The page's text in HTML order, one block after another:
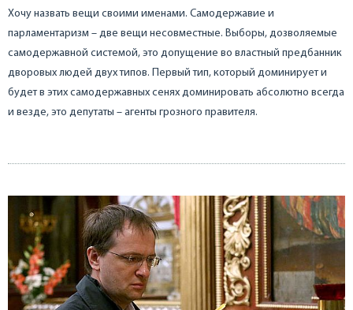
Хочу назвать вещи своими именами. Самодержавие и
парламентаризм – две вещи несовместные. Выборы, дозволяемые
самодержавной системой, это допущение во властный предбанник
дворовых людей двух типов. Первый тип, который доминирует и
будет в этих самодержавных сенях доминировать абсолютно всегда
и везде, это депутаты – агенты грозного правителя.